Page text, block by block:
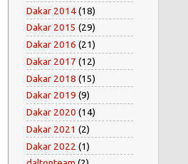
Dakar 2014(18)
Dakar 2015 (29)
Dakar 2016 (21)
Dakar 2017 (12)
Dakar 2018 (15)
Dakar 2019 (9)
Dakar 2020 (14)
Dakar 2021 (2)
Dakar 2022 (1)